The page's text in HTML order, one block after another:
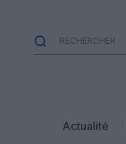
Actualité